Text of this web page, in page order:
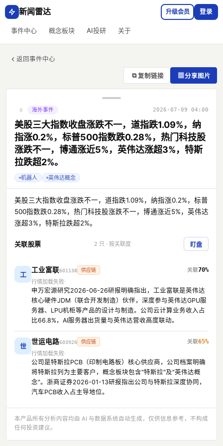
新闻雷达
事件中心 概念板块 AI投研 关于
升级会员 登录
返回事件中心
⧉ 复制链接 ▦分享图片
0 海外事件 2026-07-09 04:00
美股三大指数收盘涨跌不一，道指跌1.09%，纳
指涨0.2%，标普500指数跌0.28%，热门科技股
涨跌不一，博通涨近5%，英伟达涨超3%，特斯
拉跌超2%。
机器人 英伟达概念
美股三大指数收盘涨跌不一，道指跌1.09%，纳指涨0.2%，标普
500指数跌0.28%，热门科技股涨跌不一，博通涨近5%，英伟达
涨超3%，特斯拉跌超2%。
关联股票 2 只 · 按关联度 盯盘
工
工业富联601138 供应链
70%
行情加载失败
申万宏源研究2026-06-26研报明确指出，工业富联是英伟达
核心硬件JDM（联合开发制造）伙伴，深度参与英伟达GPU服
务器、LPU机柜等产品的设计与制造。公司云计算业务收入占
比66.8%，AI服务器出货量与英伟达营收高度联动。
世
世运电路603920 供应链
65%
行情加载失败
公司是特斯拉PCB（印制电路板）核心供应商，公司档案明确
将特斯拉列为主要客户，概念板块包含"特斯拉"及"英伟达概
念"。浙商证券2026-01-13研报指出公司与特斯拉深度协同，
汽车PCB收入占主导地位。
本产品所有分析内容均由 AI 与数据系统自动生成，仅供信息参考，不构成
任何投资建议。